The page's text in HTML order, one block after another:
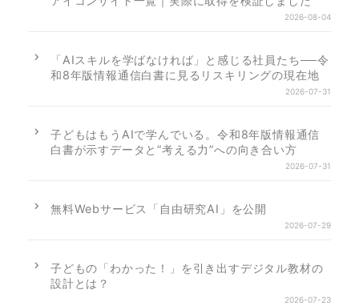
2026-08-04
「AIスキルを学ばなければ」と感じる社員たち──令
和8年版情報通信白書に見るリスキリングの現在地
2026-07-31
子どもはもうAIで学んでいる。令和8年版情報通信
白書が示すデータと”考える力”への向き合い方
2026-07-31
無料Webサービス「自由研究AI」を公開
2026-07-29
子どもの「わかった！」を引き出すデジタル教材の
設計とは？
2026-07-23